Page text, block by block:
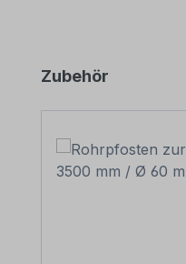
Produktgalerie
Zubehör